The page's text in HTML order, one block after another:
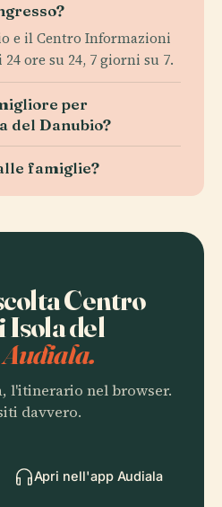
e il Centro Informazioni
ore su 24, 7 giorni su 7.
per
del Danubio?
famiglie?
Centro
del
l'itinerario nel browser.
davvero.
Apri nell'app Audiala